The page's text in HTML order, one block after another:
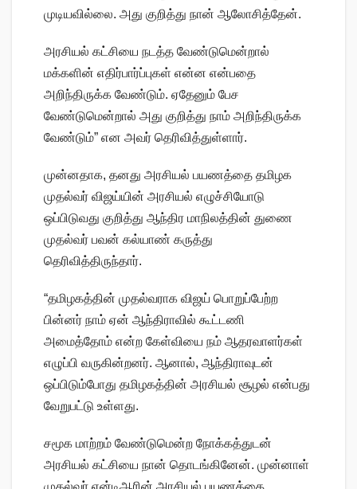
முடியவில்லை. அது குறித்து நான் ஆலோசித்தேன்.
அரசியல் கட்சியை நடத்த வேண்டுமென்றால்
மக்களின் எதிர்பார்ப்புகள் என்ன என்பதை
அறிந்திருக்க வேண்டும். ஏதேனும் பேச
வேண்டுமென்றால் அது குறித்து நாம் அறிந்திருக்க
வேண்டும்” என அவர் தெரிவித்துள்ளார்.
முன்னதாக, தனது அரசியல் பயணத்தை தமிழக
முதல்வர் விஜய்யின் அரசியல் எழுச்சியோடு
ஒப்பிடுவது குறித்து ஆந்திர மாநிலத்தின் துணை
முதல்வர் பவன் கல்யாண் கருத்து
தெரிவித்திருந்தார்.
“தமிழகத்தின் முதல்வராக விஜய் பொறுப்பேற்ற
பின்னர் நாம் ஏன் ஆந்திராவில் கூட்டணி
அமைத்தோம் என்ற கேள்வியை நம் ஆதரவாளர்கள்
எழுப்பி வருகின்றனர். ஆனால், ஆந்திராவுடன்
ஒப்பிடும்போது தமிழகத்தின் அரசியல் சூழல் என்பது
வேறுபட்டு உள்ளது.
சமூக மாற்றம் வேண்டுமென்ற நோக்கத்துடன்
அரசியல் கட்சியை நான் தொடங்கினேன். முன்னாள்
முதல்வர் என்டிஆரின் அரசியல் பயணத்தை